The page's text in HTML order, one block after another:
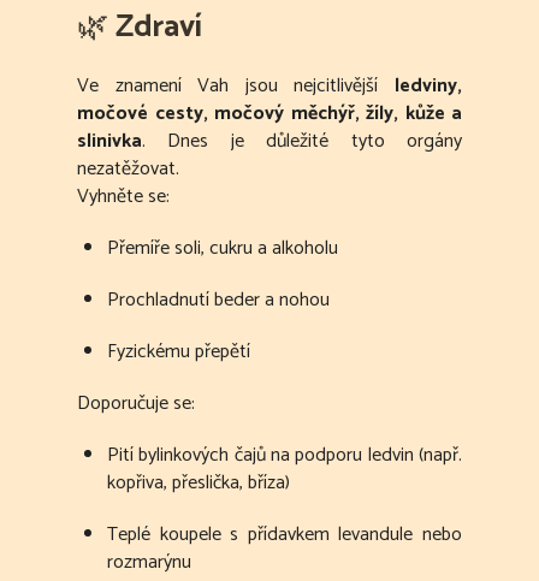
🌿Zdraví
Ve znamení Vah jsou nejcitlivější ledviny,
močové cesty, močový měchýř, žíly, kůže a
slinivka. Dnes je důležité tyto orgány
nezatěžovat.
Vyhněte se:
Přemíře soli, cukru a alkoholu
Prochladnutí beder a nohou
Fyzickému přepětí
Doporučuje se:
Pití bylinkových čajů na podporu ledvin (např.
kopřiva, přeslička, bříza)
Teplé koupele s přídavkem levandule nebo
rozmarýnu